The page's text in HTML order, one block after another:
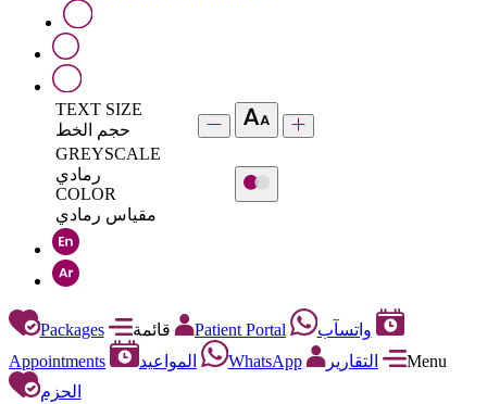
TEXT SIZE
حجم الخط
GREYSCALE
رمادي
COLOR
مقياس رمادي
Packages Patient Portal
واتسآب
Appointments
المواعيد WhatsApp التقارير
Menu
الحزم